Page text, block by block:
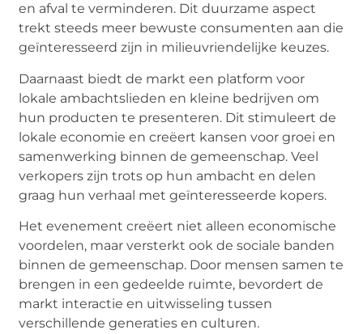
en afval te verminderen. Dit duurzame aspect
trekt steeds meer bewuste consumenten aan die
geïnteresseerd zijn in milieuvriendelijke keuzes.
Daarnaast biedt de markt een platform voor
lokale ambachtslieden en kleine bedrijven om
hun producten te presenteren. Dit stimuleert de
lokale economie en creëert kansen voor groei en
samenwerking binnen de gemeenschap. Veel
verkopers zijn trots op hun ambacht en delen
graag hun verhaal met geïnteresseerde kopers.
Het evenement creëert niet alleen economische
voordelen, maar versterkt ook de sociale banden
binnen de gemeenschap. Door mensen samen te
brengen in een gedeelde ruimte, bevordert de
markt interactie en uitwisseling tussen
verschillende generaties en culturen.